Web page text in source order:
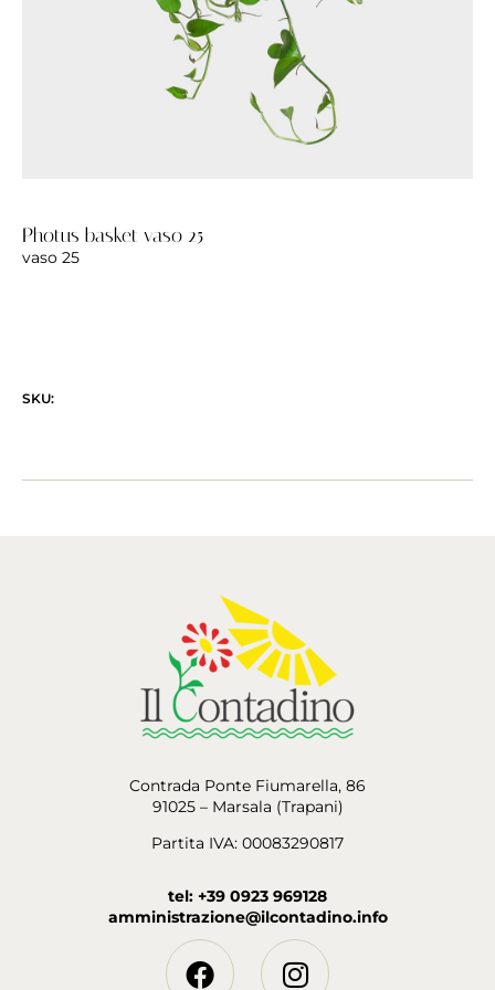
Photus basket vaso 25
vaso 25
SKU:
Contrada Ponte Fiumarella, 86
91025 – Marsala (Trapani)
Partita IVA: 00083290817
tel: +39 0923 969128
amministrazione@ilcontadino.info